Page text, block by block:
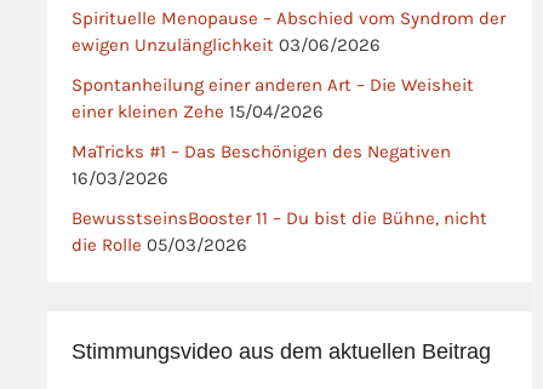
Spirituelle Menopause – Abschied vom Syndrom der
ewigen Unzulänglichkeit 03/06/2026
Spontanheilung einer anderen Art – Die Weisheit
einer kleinen Zehe 15/04/2026
MaTricks #1 – Das Beschönigen des Negativen
16/03/2026
BewusstseinsBooster 11 – Du bist die Bühne, nicht
die Rolle 05/03/2026
Stimmungsvideo aus dem aktuellen Beitrag